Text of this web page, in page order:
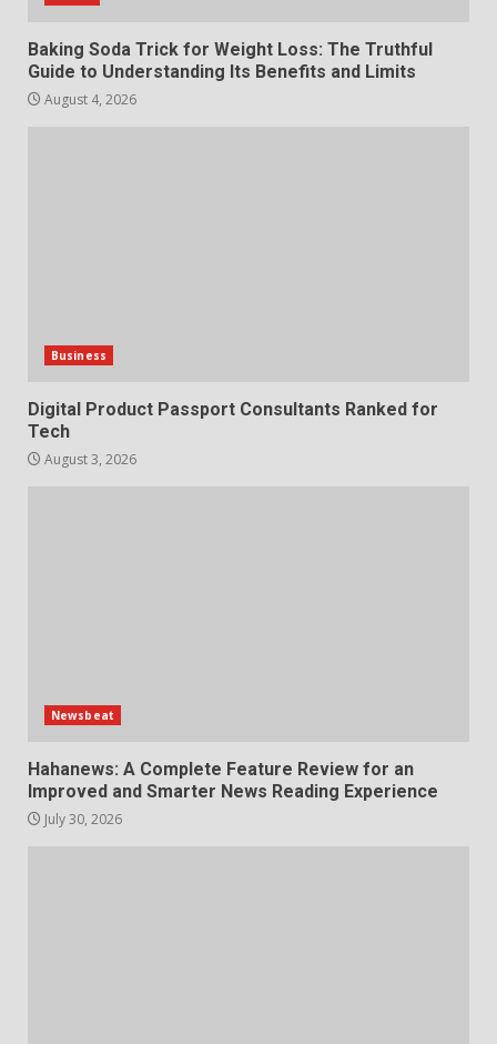
Baking Soda Trick for Weight Loss: The Truthful
Guide to Understanding Its Benefits and Limits
August 4, 2026
Business
Digital Product Passport Consultants Ranked for
Tech
August 3, 2026
Newsbeat
Hahanews: A Complete Feature Review for an
Improved and Smarter News Reading Experience
July 30, 2026